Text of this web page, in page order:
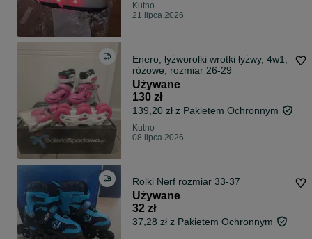
Kutno
21 lipca 2026
Enero, łyżworolki wrotki łyżwy, 4w1,
różowe, rozmiar 26-29
Używane
130 zł
139,20 zł z Pakietem Ochronnym
Kutno
08 lipca 2026
Rolki Nerf rozmiar 33-37
Używane
32 zł
37,28 zł z Pakietem Ochronnym